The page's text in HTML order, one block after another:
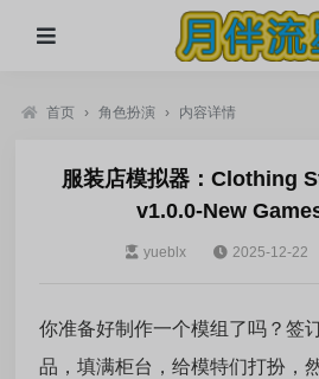
首页 › 角色扮演 › 内容详情
服装店模拟器：Clothing
v1.0.0-New
yueblx 2025-12-22
你准备好制作一个模组了吗？签
品，填满柜台，给模特们打扮，